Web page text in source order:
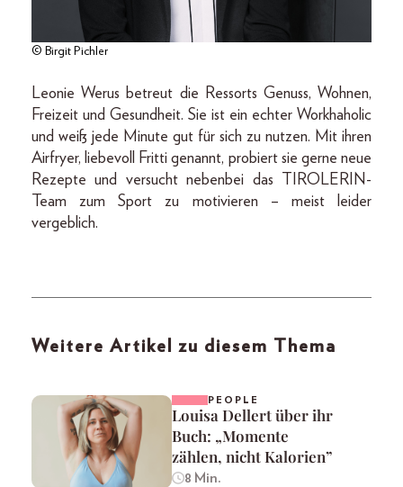
© Birgit Pichler
Leonie Werus betreut die Ressorts Genuss, Wohnen,
Freizeit und Gesundheit. Sie ist ein echter Workhaholic
und weiß jede Minute gut für sich zu nutzen. Mit ihren
Airfryer, liebevoll Fritti genannt, probiert sie gerne neue
Rezepte und versucht nebenbei das TIROLERIN-
Team zum Sport zu motivieren – meist leider
vergeblich.
Weitere Artikel zu diesem Thema
PEOPLE
Louisa Dellert über ihr
Buch: „Momente
zählen, nicht Kalorien”
8 Min.